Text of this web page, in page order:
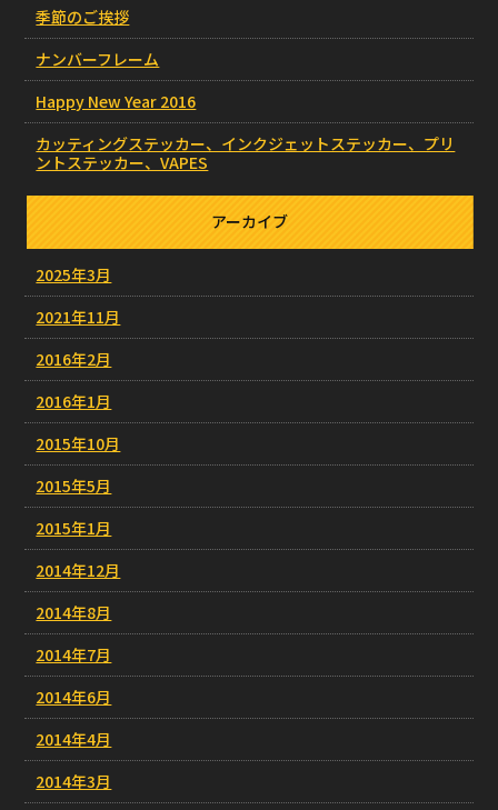
季節のご挨拶
ナンバーフレーム
Happy New Year 2016
カッティングステッカー、インクジェットステッカー、プリ
ントステッカー、VAPES
アーカイブ
2025年3月
2021年11月
2016年2月
2016年1月
2015年10月
2015年5月
2015年1月
2014年12月
2014年8月
2014年7月
2014年6月
2014年4月
2014年3月